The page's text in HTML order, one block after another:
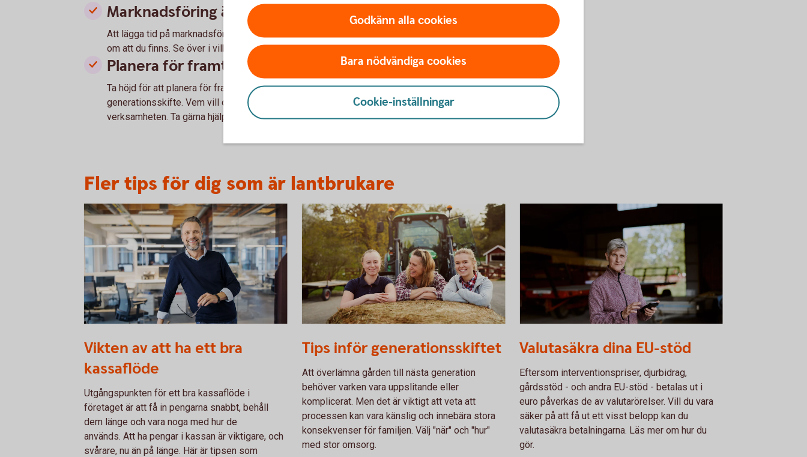
Marknadsföring är viktigt
Att lägga tid på marknadsföring kan löna sig. Om du inte når ut ill dina kunder, vet de inte
om att du finns. Se över i vilka kanaler du vill synas och vad det är du vill lyfta.
Planera för framtiden
Ta höjd för att planera för framtiden, kring frågor som pension, ägar- eller
generationsskifte. Vem vill du ska ta över gården när du inte längre vill eller kan driva
verksamheten. Ta gärna hjälp av oss i dessa frågor!
Fler tips för dig som är lantbrukare
Vikten av att ha ett bra
kassaflöde
Utgångspunkten för ett bra kassaflöde i
företaget är att få in pengarna snabbt, behåll
dem länge och vara noga med hur de
används. Att ha pengar i kassan är viktigare, och
svårare, nu än på länge. Här är tipsen som
Tips inför generationsskiftet
Att överlämna gården till nästa generation
behöver varken vara uppslitande eller
komplicerat. Men det är viktigt att veta att
processen kan vara känslig och innebära stora
konsekvenser för familjen. Välj "när" och "hur"
med stor omsorg.
Valutasäkra dina EU-stöd
Eftersom interventionspriser, djurbidrag,
gårdsstöd - och andra EU-stöd - betalas ut i
euro påverkas de av valutarörelser. Vill du vara
säker på att få ut ett visst belopp kan du
valutasäkra betalningarna. Läs mer om hur du
gör.
Godkänn alla cookies
Bara nödvändiga cookies
Cookie-inställningar